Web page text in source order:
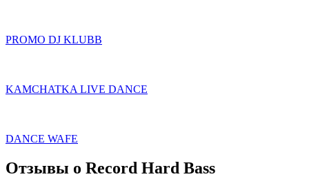
PROMO DJ KLUBB
KAMCHATKA LIVE DANCE
DANCE WAFE
Отзывы о Record Hard Bass